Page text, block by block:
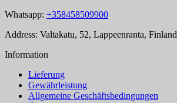
Whatsapp: +358458509900
Address: Valtakatu, 52, Lappeenranta, Finland
Information
Lieferung
Gewährleistung
Allgemeine Geschäftsbedingungen